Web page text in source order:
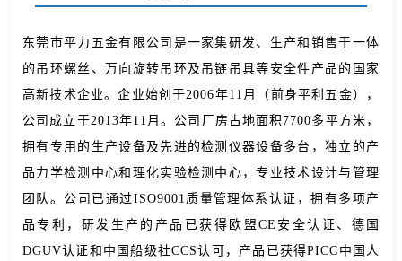
东莞市平力五金有限公司是一家集研发、生产和销售于一体
的吊环螺丝、万向旋转吊环及吊链吊具等安全件产品的国家
高新技术企业。企业始创于2006年11月（前身平利五金），
公司成立于2013年11月。公司厂房占地面积7700多平方米，
拥有专用的生产设备及先进的检测仪器设备多台，独立的产
品力学检测中心和理化实验检测中心，专业技术设计与管理
团队。公司已通过ISO9001质量管理体系认证，拥有多项产
品专利，研发生产的产品已获得欧盟CE安全认证、德国
DGUV认证和中国船级社CCS认可，产品已获得PICC中国人